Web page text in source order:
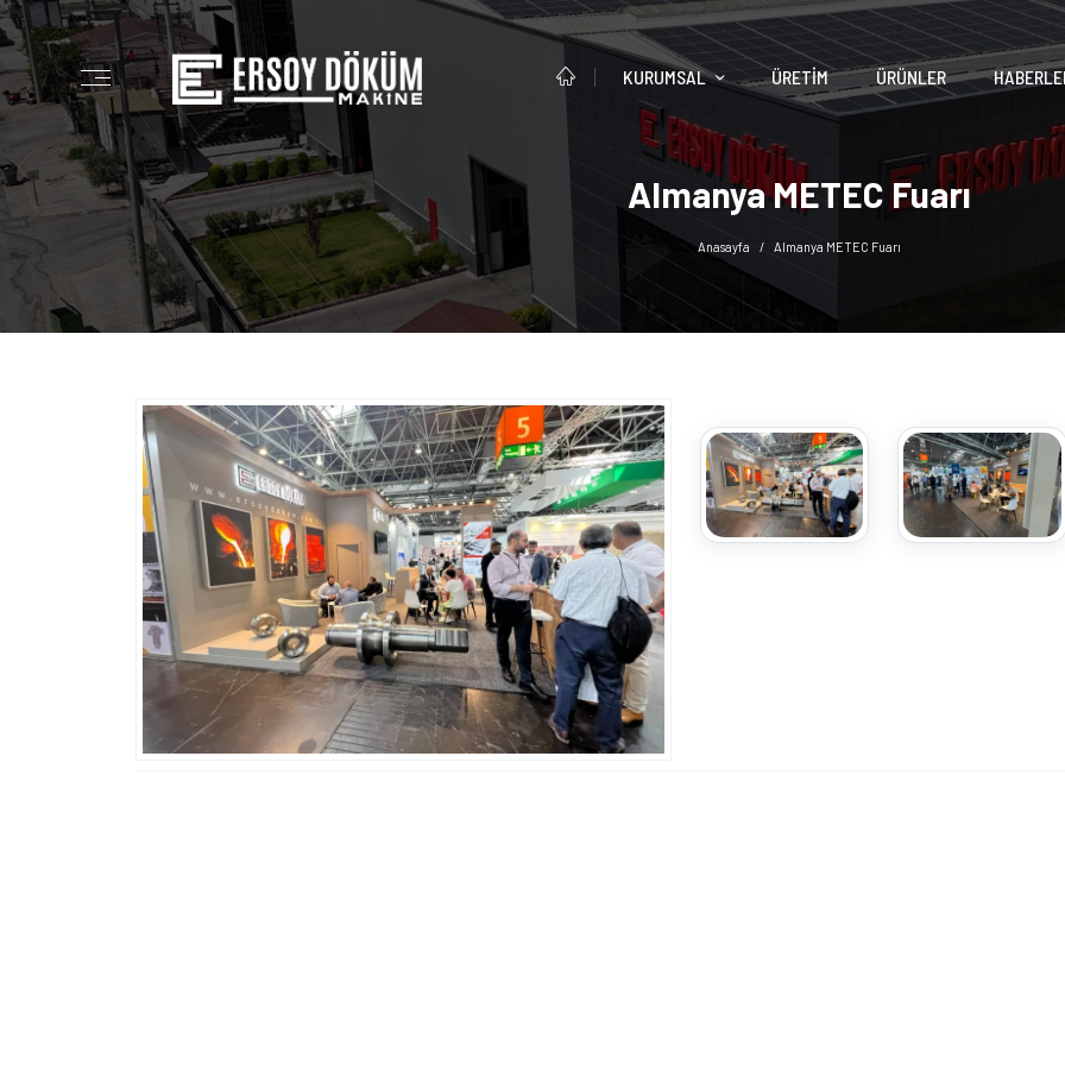
KURUMSAL ÜRETIM ÜRÜNLER
Almanya METEC Fuarı
Anasayfa Almanya METEC Fuarı